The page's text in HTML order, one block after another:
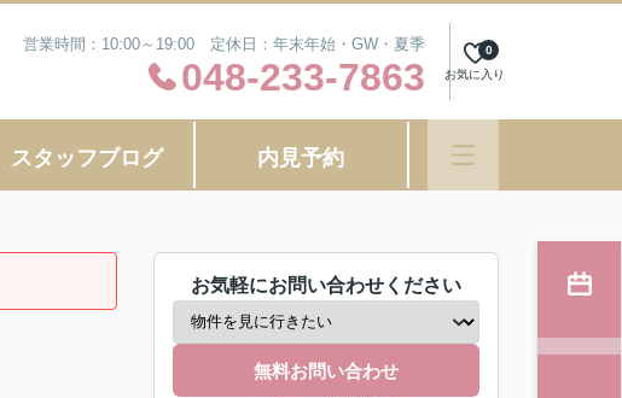
営業時間：10:00～19:00 定休日：年末年始・GW・夏季
048-233-7863 お気に入り
0
スタッフブログ 内見予約
お気軽にお問い合わせください
無料お問い合わせ